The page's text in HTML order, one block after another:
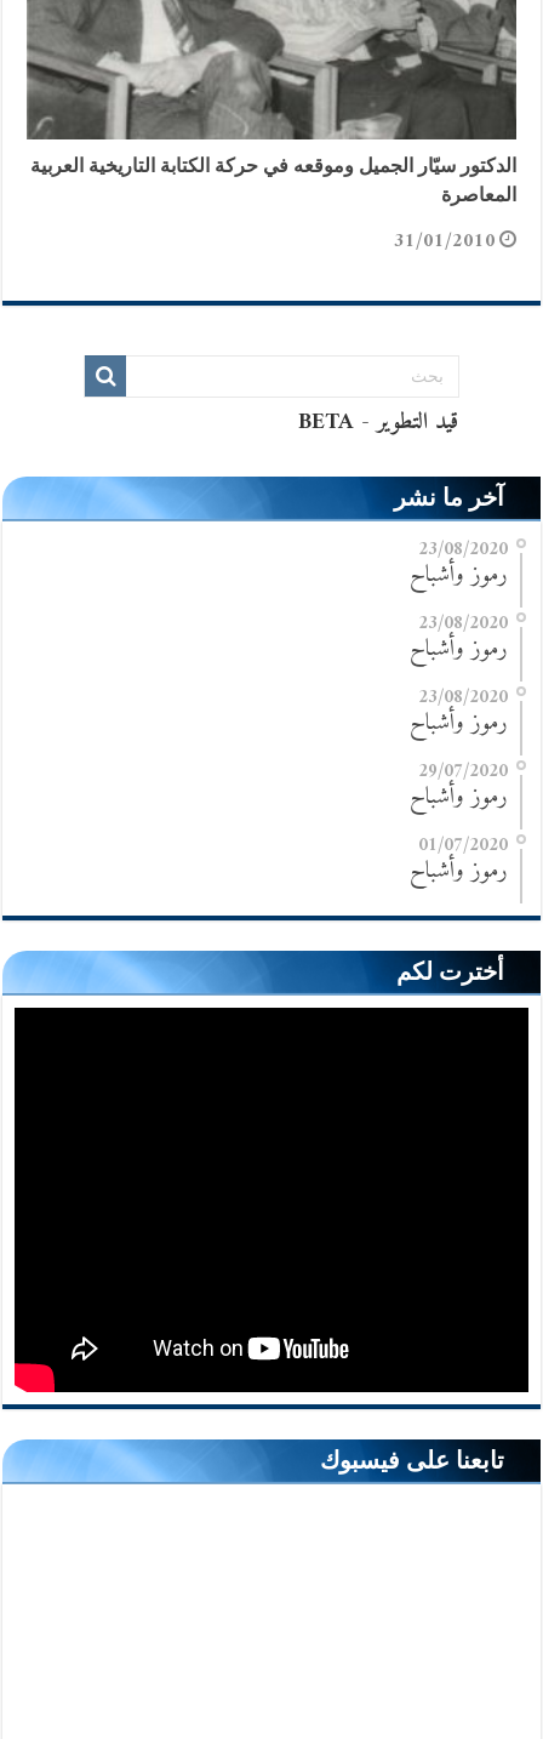
الدكتور سيّار الجميل وموقعه في حركة الكتابة التاريخية العربية
المعاصرة
31/01/2010
آخر ما نشر
23/08/2020
رموز وأشباح
23/08/2020
رموز وأشباح
23/08/2020
رموز وأشباح
29/07/2020
رموز وأشباح
01/07/2020
رموز وأشباح
أخترت لكم
تابعنا على فيسبوك